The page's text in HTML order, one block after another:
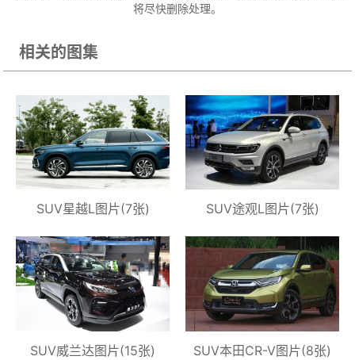
将尽快删除处理。
相关的图集
SUV星越L图片(7张) SUV途观L图片(7张)
SUV威兰达图片(15张) SUV本田CR-V图片(8张)